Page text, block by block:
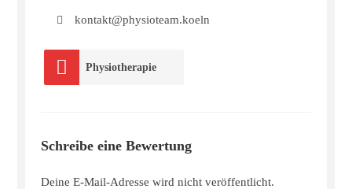
kontakt@physioteam.koeln
Physiotherapie
Schreibe eine Bewertung
Deine E-Mail-Adresse wird nicht veröffentlicht.